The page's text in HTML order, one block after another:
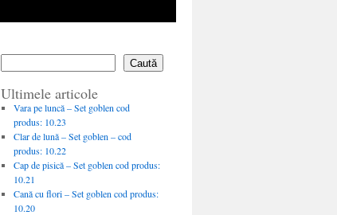
Caută
Ultimele articole
Vara pe luncă – Set goblen cod
produs: 10.23
Clar de lună – Set goblen – cod
produs: 10.22
Cap de pisică – Set goblen cod produs:
10.21
Cană cu flori – Set goblen cod produs:
10.20